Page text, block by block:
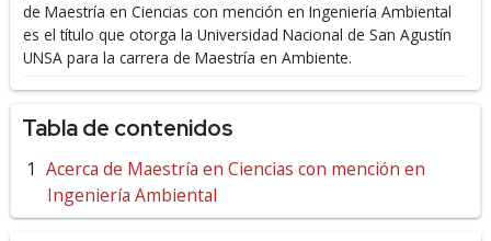
de Maestría en Ciencias con mención en Ingeniería Ambiental
es el título que otorga la Universidad Nacional de San Agustín
UNSA para la carrera de Maestría en Ambiente.
Tabla de contenidos
Acerca de Maestría en Ciencias con mención en
Ingeniería Ambiental